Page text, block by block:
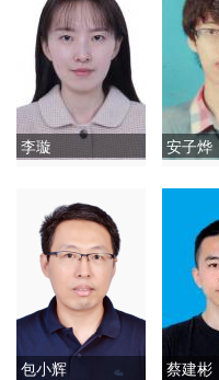
李璇 安子烨
包小辉 蔡建彬